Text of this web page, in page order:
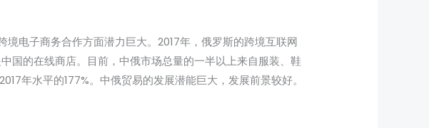
电子商务合作方面潜力巨大。2017年，俄罗斯的跨境互联网
的在线商店。目前，中俄市场总量的一半以上来自服装、鞋
年水平的177%。中俄贸易的发展潜能巨大，发展前景较好。